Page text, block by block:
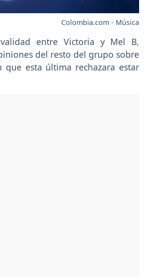
Colombia.com - Música
entre Victoria y Mel B,
del resto del grupo sobre
que esta última rechazara estar